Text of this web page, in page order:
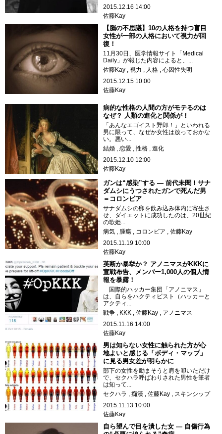
2015.12.16 14:00
佐藤Kay
【脳の不思議】10の人格を持つ盲目
女性が一部の人格において視力が回
復！
11月30日、医学情報サイト「Medical
Daily」が報じた内容によると、...
佐藤Kay
視力 人格
心因性失明
2015.12.15 10:00
佐藤Kay
病的な性格の人間の方がモテるのは
なぜ？ 人類の進化と関係が！
「あんなエゴイスト野郎！」といわれる
男に限って、なぜか女性は放っておかな
い。悪い...
結婚
恋愛 性格
進化
2015.12.10 12:00
佐藤Kay
ガンは“感染”する ― 前代未聞！サナ
ダムシにうつされたガンで死んだ男
＝コロンビア
サナダムシの卵を飲み込み体内に寄生さ
せ、ダイエットに成功したのは、20世紀
の歌姫...
病気
腫瘍 コロンビア
佐藤Kay
2015.11.19 10:00
佐藤Kay
英断か暴挙か？ アノニマスがKKKに
宣戦布告、メンバー1,000人の個人情
報を暴露！
国際的ハッカー集団「アノニマス」
は、自らをハクティビスト（ハッカーと
アクティ...
戦争
KKK 佐藤Kay
アノニマス
2015.11.16 14:00
佐藤Kay
男は知らない女性に触られた方が心
地よいと感じる「ボディ・マップ」
に見る男女差が明らかに
部下の女性を励まそうと肩を叩いただけ
で、セクハラ呼ばわりされた男性を筆者
は知って...
セクハラ
痴漢 佐藤Kay
スキンシップ
2015.11.13 10:00
佐藤Kay
自ら望んで目を潰した女 ― 自傷行為